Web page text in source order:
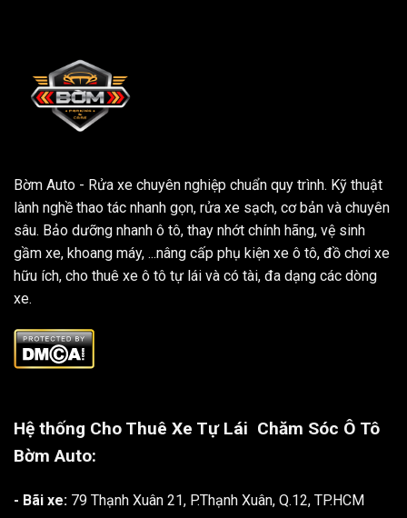
Bờm Auto - Rửa xe chuyên nghiệp chuẩn quy trình. Kỹ thuật
lành nghề thao tác nhanh gọn, rửa xe sạch, cơ bản và chuyên
sâu. Bảo dưỡng nhanh ô tô, thay nhớt chính hãng, vệ sinh
gầm xe, khoang máy, ...nâng cấp phụ kiện xe ô tô, đồ chơi xe
hữu ích, cho thuê xe ô tô tự lái và có tài, đa dạng các dòng
xe.
Hệ thống Cho Thuê Xe Tự Lái Chăm Sóc Ô Tô
Bờm Auto:
- Bãi xe: 79 Thạnh Xuân 21, P.Thạnh Xuân, Q.12, TP.HCM